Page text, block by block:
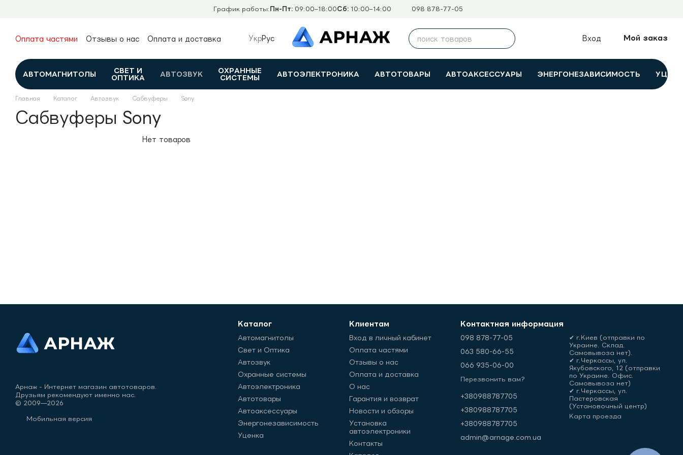
График работы: Пн-Пт:09:00–18:00Сб:10:00–14:00 098 878-77-05
Оплата частями Отзывы о нас
Оплата и доставка
Контакты
Каталог
УкрРус Вход Мой заказ
АВТОМАГНИТОЛЫ
СВЕТ И
ОПТИКА
АВТОЗВУК
ОХРАННЫЕ
СИСТЕМЫ
АВТОЭЛЕКТРОНИКА АВТОТОВАРЫ АВТОАКСЕССУАРЫ ЭНЕРГОНЕЗАВИСИМОСТЬ
Главная Каталог Автозвук Сабвуферы Sony
Сабвуферы Sony
Нет товаров
Арнаж - Интернет магазин автотоваров.
Друзьям рекомендуют именно нас.
© 2009—2026
Мобильная версия
Каталог
Автомагнитолы
Свет и Оптика
Автозвук
Охранные системы
Автоэлектроника
Автотовары
Автоаксессуары
Энергонезависимость
Уценка
Клиентам
Вход в личный кабинет
Оплата частями
Отзывы о нас
Оплата и доставка
О нас
Гарантия и возврат
Новости и обзоры
Установка
автоэлектроники
Контакты
Контактная информация
098 878-77-05
063 580-66-55
066 935-06-00
Перезвонить вам?
+380988787705
+380988787705
+380988787705
admin@arnage.com.ua
✔ г.Киев (отправки по
Украине. Склад.
Самовывоза нет).
✔ г.Черкассы, ул.
Якубовского, 12 (отправки
по Украине. Офис.
Самовывоза нет)
✔ г.Черкассы, ул.
Пастеровская
(Установочный центр)
Карта проезда